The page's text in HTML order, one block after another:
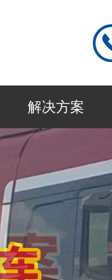
解决方案